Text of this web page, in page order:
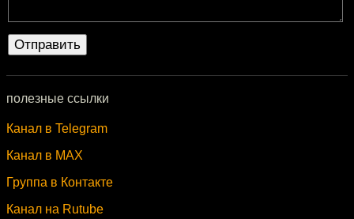
полезные ссылки
Канал в Telegram
Канал в MAX
Группа в Контакте
Канал на Rutube